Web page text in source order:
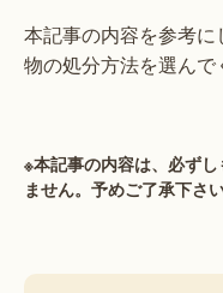
本記事の内容を参考
物の処分方法を選んで
※本記事の内容は、必ず
ません。予めご了承下さい